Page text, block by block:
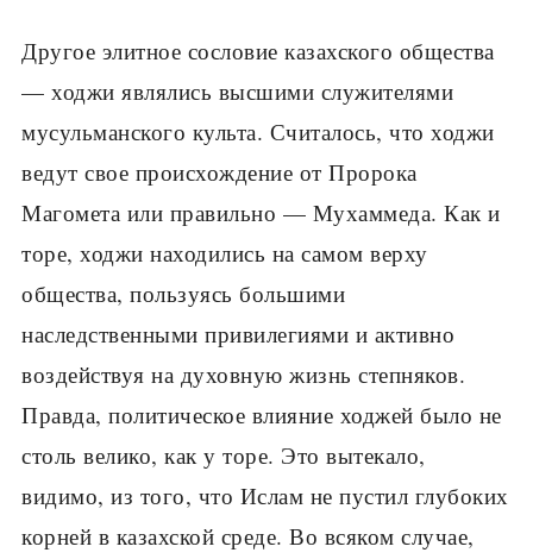
Другое элитное сословие казахского общества
— ходжи являлись высшими служителями
мусульманского культа. Считалось, что ходжи
ведут свое происхождение от Пророка
Магомета или правильно — Мухаммеда. Как и
торе, ходжи находились на самом верху
общества, пользуясь большими
наследственными привилегиями и активно
воздействуя на духовную жизнь степняков.
Правда, политическое влияние ходжей было не
столь велико, как у торе. Это вытекало,
видимо, из того, что Ислам не пустил глубоких
корней в казахской среде. Во всяком случае,